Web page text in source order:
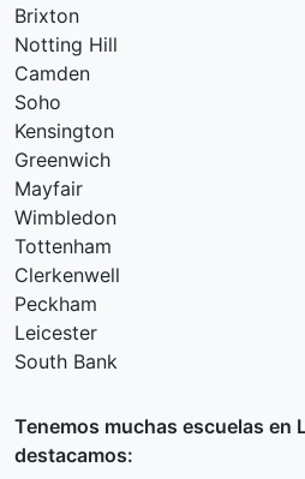
Brixton
Notting Hill
Camden
Soho
Kensington
Greenwich
Mayfair
Wimbledon
Tottenham
Clerkenwell
Peckham
Leicester
South Bank
Tenemos muchas escuelas en
destacamos: